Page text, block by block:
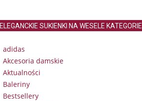
ELEGANCKIE SUKIENKI NA WESELE KATEGORIE
adidas
Akcesoria damskie
Aktualności
Baleriny
Bestsellery